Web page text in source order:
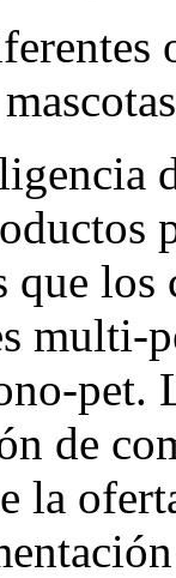
que
multi-
de
la